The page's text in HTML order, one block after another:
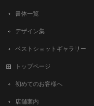
書体一覧
デザイン集
ベストショットギャラリー
トップページ
初めてのお客様へ
店舗案内